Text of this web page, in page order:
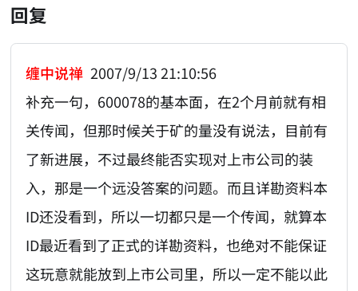
回复
缠中说禅 2007/9/13 21:10:56
补充一句，600078的基本面，在2个月前就有相
关传闻，但那时候关于矿的量没有说法，目前有
了新进展，不过最终能否实现对上市公司的装
入，那是一个远没答案的问题。而且详勘资料本
ID还没看到，所以一切都只是一个传闻，就算本
ID最近看到了正式的详勘资料，也绝对不能保证
这玩意就能放到上市公司里，所以一定不能以此